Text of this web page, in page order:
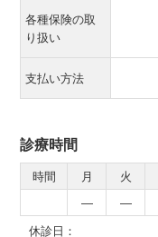
各種保険の取
り扱い
支払い方法
診療時間
時間 月 火
―
―
休診日：